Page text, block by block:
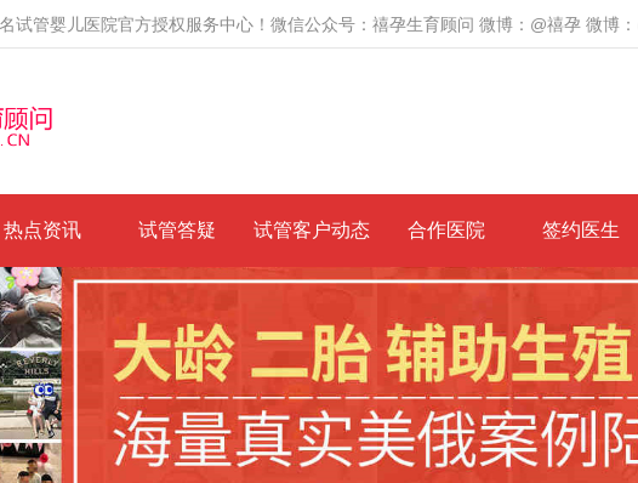
试管婴儿医院官方授权服务中心！微信公众号：禧孕生育顾问 微博：@禧孕 微博
热点资讯 试管答疑 试管客户动态 合作医院 签约医生